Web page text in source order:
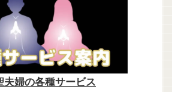
夫婦の各種サービス